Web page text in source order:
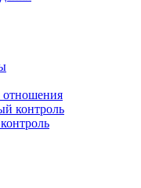
отношения
контроль